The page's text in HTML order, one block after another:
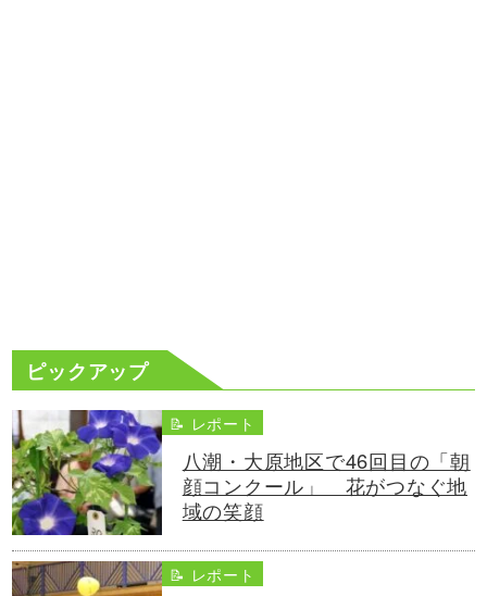
ピックアップ
📝 レポート
八潮・大原地区で46回目の「朝
顔コンクール」 花がつなぐ地
域の笑顔
📝 レポート